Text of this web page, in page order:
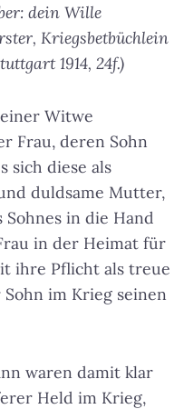
dein Wille
Kriegsbetbüchlein
1914, 24f.)
Witwe
Frau, deren Sohn
sich diese als
duldsame Mutter,
in die Hand
in der Heimat für
ihre Pflicht als treue
im Krieg seinen
waren damit klar
Held im Krieg,